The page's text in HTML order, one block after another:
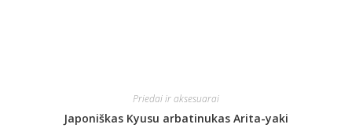
Priedai ir aksesuarai
Japoniškas Kyusu arbatinukas Arita-yaki